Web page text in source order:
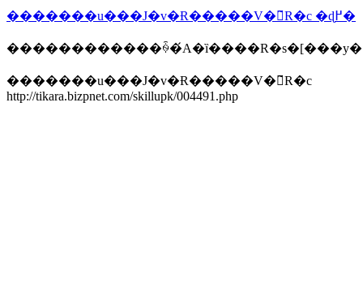
�������u���J�v�Ɍ�����V�̃R�c �ɖ߂�
�������u���J�v�Ɍ�����V�̃R�c
http://tikara.bizpnet.com/skillupk/004491.php